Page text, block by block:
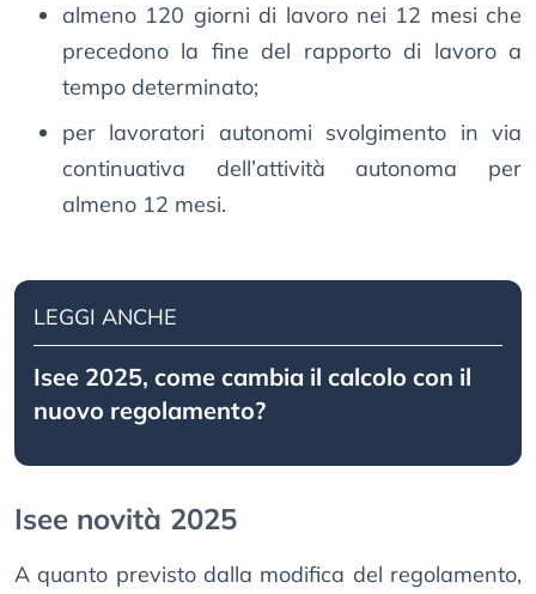
almeno 120 giorni di lavoro nei 12 mesi che
precedono la fine del rapporto di lavoro a
tempo determinato;
per lavoratori autonomi svolgimento in via
continuativa dell’attività autonoma per
almeno 12 mesi.
LEGGI ANCHE
Isee 2025, come cambia il calcolo con il
nuovo regolamento?
Isee novità 2025
A quanto previsto dalla modifica del regolamento,